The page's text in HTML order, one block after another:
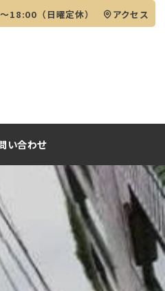
（日曜定休） アクセス
い合わせ